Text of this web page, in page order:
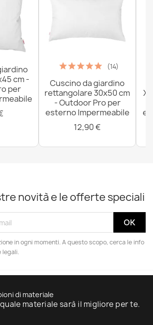
ANDRE Cucchiai, spezie per la cucina,
cm -
per
(14)
Cuscino da giardino
rettangolare 30x50 cm
- Outdoor Pro per
esterno Impermeabile
12,90 €
novità e le offerte speciali
in ogni momenti. A questo scopo, cerca le info
legali.
di materiale
materiale sarà il migliore per te.